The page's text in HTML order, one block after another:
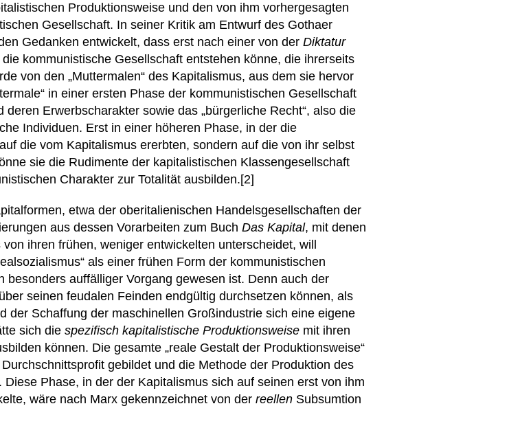
Produktionsweise und den von ihm vorhergesagten
Gesellschaft. In seiner Kritik am Entwurf des Gothaer
Gedanken entwickelt, dass erst nach einer von der Diktatur
kommunistische Gesellschaft entstehen könne, die ihrerseits
von den „Muttermalen“ des Kapitalismus, aus dem sie hervor
in einer ersten Phase der kommunistischen Gesellschaft
deren Erwerbscharakter sowie das „bürgerliche Recht“, also die
Individuen. Erst in einer höheren Phase, in der die
die vom Kapitalismus ererbten, sondern auf die von ihr selbst
sie die Rudimente der kapitalistischen Klassengesellschaft
Charakter zur Totalität ausbilden.[2]
etwa der oberitalienischen Handelsgesellschaften der
aus dessen Vorarbeiten zum Buch Das Kapital, mit denen
ihren frühen, weniger entwickelten unterscheidet, will
als einer frühen Form der kommunistischen
auffälliger Vorgang gewesen ist. Denn auch der
seinen feudalen Feinden endgültig durchsetzen können, als
der Schaffung der maschinellen Großindustrie sich eine eigene
sich die spezifisch kapitalistische Produktionsweise mit ihren
können. Die gesamte „reale Gestalt der Produktionsweise“
gebildet und die Methode der Produktion des
Phase, in der der Kapitalismus sich auf seinen erst von ihm
wäre nach Marx gekennzeichnet von der reellen Subsumtion